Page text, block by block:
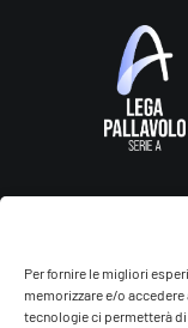
Per fornire le migliori
memorizzare e/o
tecnologie ci permetterà